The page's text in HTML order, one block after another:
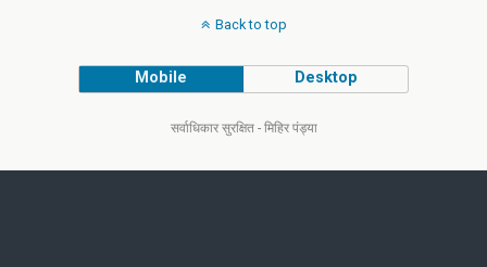
Back to top
Mobile Desktop
सर्वाधिकार सुरक्षित - मिहिर पंड्या